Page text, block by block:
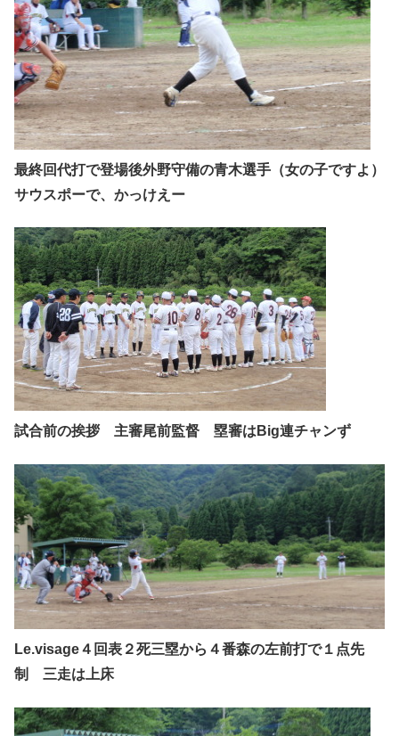
最終回代打で登場後外野守備の青木選手（女の子ですよ）
サウスポーで、かっけえー
試合前の挨拶 主審尾前監督 塁審はBig連チャンず
Le.visage４回表２死三塁から４番森の左前打で１点先
制 三走は上床